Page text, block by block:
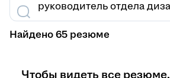
Найдено 65 резюме
Чтобы видеть все резюме,